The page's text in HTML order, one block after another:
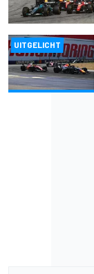
UITGELICHT